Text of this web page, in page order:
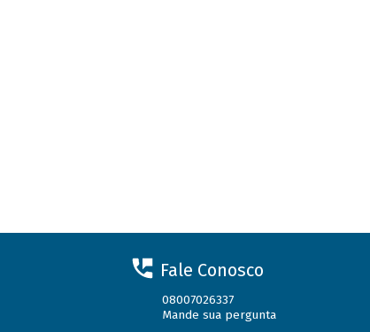
Fale Conosco
08007026337
Mande sua pergunta